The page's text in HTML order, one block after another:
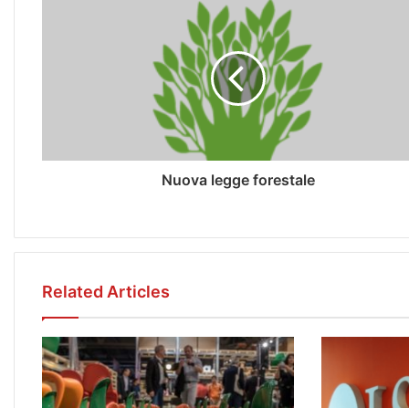
Nuova legge forestale
Related Articles